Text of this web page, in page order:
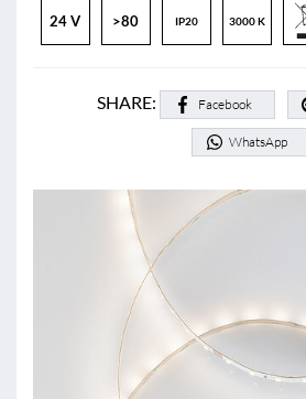
24 V >80 IP20 3000 K
SHARE: Facebook
WhatsApp